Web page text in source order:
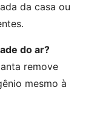
da casa ou
do ar?
remove
mesmo à